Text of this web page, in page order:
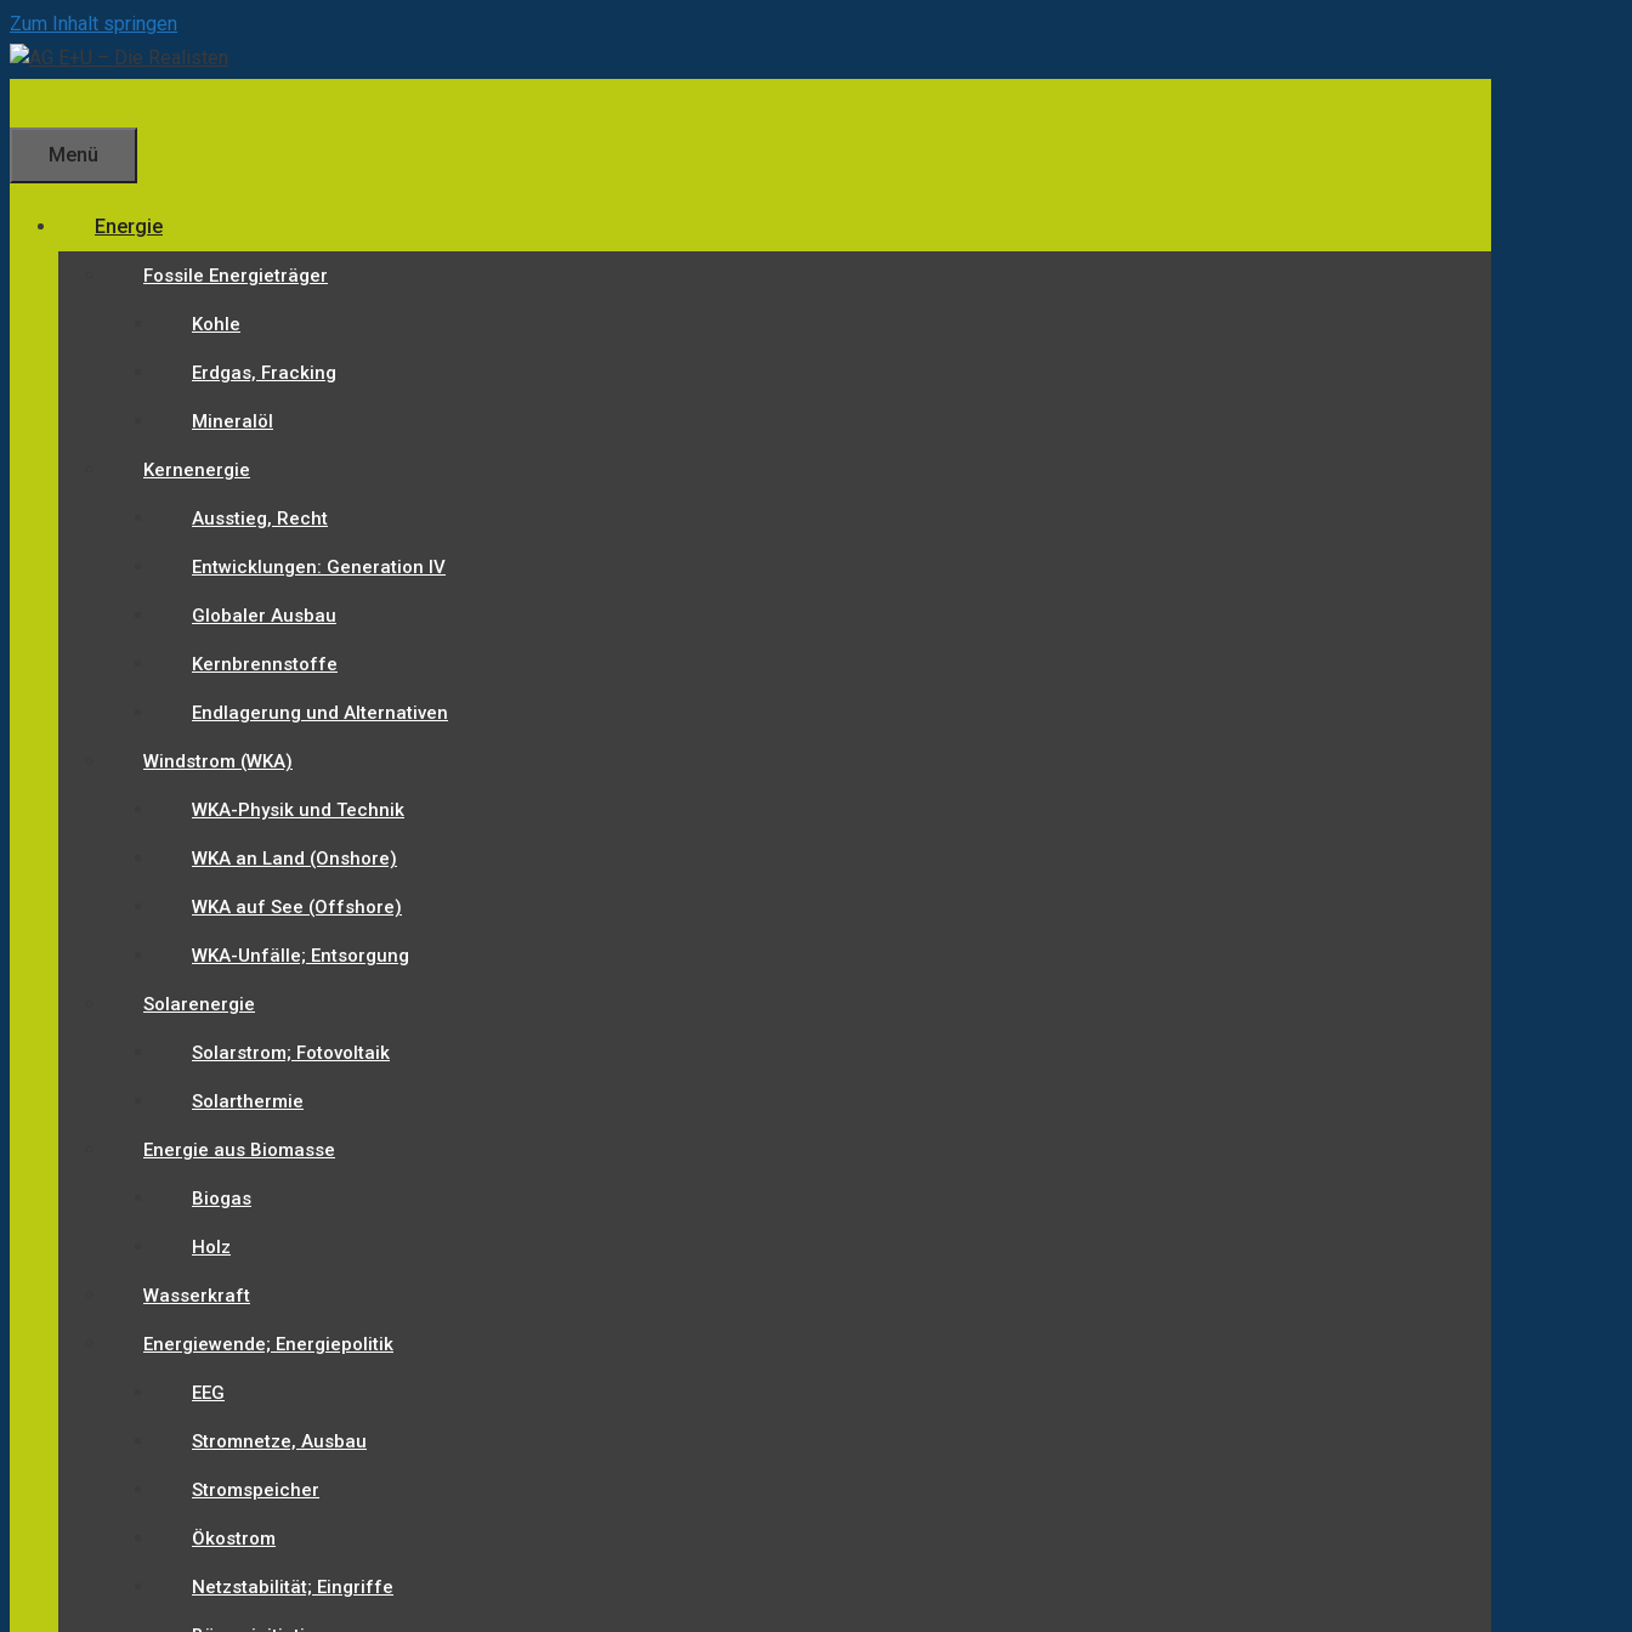
Zum Inhalt springen
Menü
Energie
Fossile Energieträger
Kohle
Erdgas, Fracking
Mineralöl
Kernenergie
Ausstieg, Recht
Entwicklungen: Generation IV
Globaler Ausbau
Kernbrennstoffe
Endlagerung und Alternativen
Windstrom (WKA)
WKA-Physik und Technik
WKA an Land (Onshore)
WKA auf See (Offshore)
WKA-Unfälle; Entsorgung
Solarenergie
Solarstrom; Fotovoltaik
Solarthermie
Energie aus Biomasse
Biogas
Holz
Wasserkraft
Energiewende; Energiepolitik
EEG
Stromnetze, Ausbau
Stromspeicher
Ökostrom
Netzstabilität; Eingriffe